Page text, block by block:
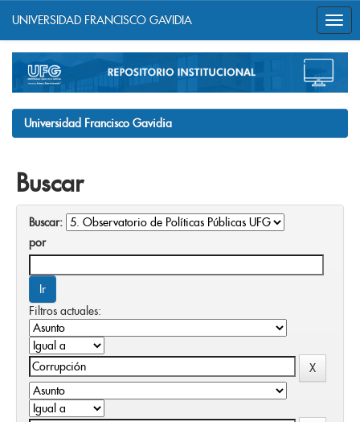
navigation
UNIVERSIDAD FRANCISCO GAVIDIA
Universidad Francisco Gavidia
Buscar
Buscar:
por
Filtros actuales: